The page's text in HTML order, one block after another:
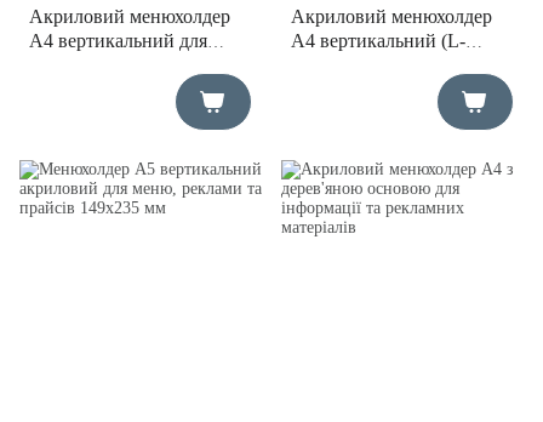
Акриловий менюхолдер
А4 вертикальний для
Акриловий менюхолдер
А4 вертикальний (L-